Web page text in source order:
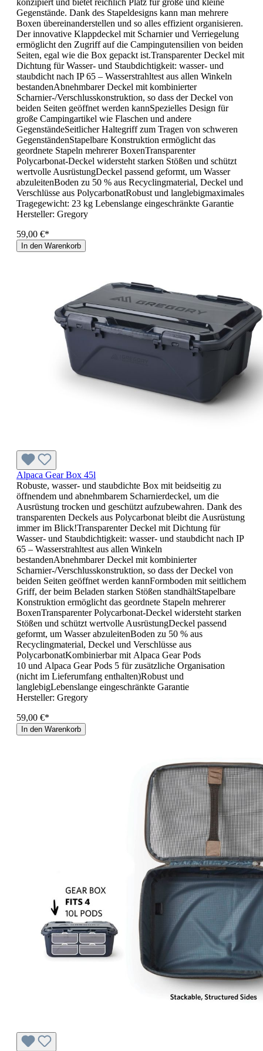
Gegenstände. Dank des Stapeldesigns kann man mehrere
Boxen übereinanderstellen und so alles effizient organisieren.
Der innovative Klappdeckel mit Scharnier und Verriegelung
ermöglicht den Zugriff auf die Campingutensilien von beiden
Seiten, egal wie die Box gepackt ist.Transparenter Deckel mit
Dichtung für Wasser- und Staubdichtigkeit: wasser- und
staubdicht nach IP 65 – Wasserstrahltest aus allen Winkeln
bestandenAbnehmbarer Deckel mit kombinierter
Scharnier-/Verschlusskonstruktion, so dass der Deckel von
beiden Seiten geöffnet werden kannSpezielles Design für
große Campingartikel wie Flaschen und andere
GegenständeSeitlicher Haltegriff zum Tragen von schweren
GegenständenStapelbare Konstruktion ermöglicht das
geordnete Stapeln mehrerer BoxenTransparenter
Polycarbonat-Deckel widersteht starken Stößen und schützt
wertvolle AusrüstungDeckel passend geformt, um Wasser
abzuleitenBoden zu 50 % aus Recyclingmaterial, Deckel und
Verschlüsse aus PolycarbonatRobust und langlebigmaximales
Tragegewicht: 23 kg Lebenslange eingeschränkte Garantie
Hersteller: Gregory
59,00 €*
In den Warenkorb
Alpaca Gear Box 45l
Robuste, wasser- und staubdichte Box mit beidseitig zu
öffnendem und abnehmbarem Scharnierdeckel, um die
Ausrüstung trocken und geschützt aufzubewahren. Dank des
transparenten Deckels aus Polycarbonat bleibt die Ausrüstung
immer im Blick!Transparenter Deckel mit Dichtung für
Wasser- und Staubdichtigkeit: wasser- und staubdicht nach IP
65 – Wasserstrahltest aus allen Winkeln
bestandenAbnehmbarer Deckel mit kombinierter
Scharnier-/Verschlusskonstruktion, so dass der Deckel von
beiden Seiten geöffnet werden kannFormboden mit seitlichem
Griff, der beim Beladen starken Stößen standhältStapelbare
Konstruktion ermöglicht das geordnete Stapeln mehrerer
BoxenTransparenter Polycarbonat-Deckel widersteht starken
Stößen und schützt wertvolle AusrüstungDeckel passend
geformt, um Wasser abzuleitenBoden zu 50 % aus
Recyclingmaterial, Deckel und Verschlüsse aus
PolycarbonatKombinierbar mit Alpaca Gear Pods
10 und Alpaca Gear Pods 5 für zusätzliche Organisation
(nicht im Lieferumfang enthalten)Robust und
langlebigLebenslange eingeschränkte Garantie
Hersteller: Gregory
59,00 €*
In den Warenkorb